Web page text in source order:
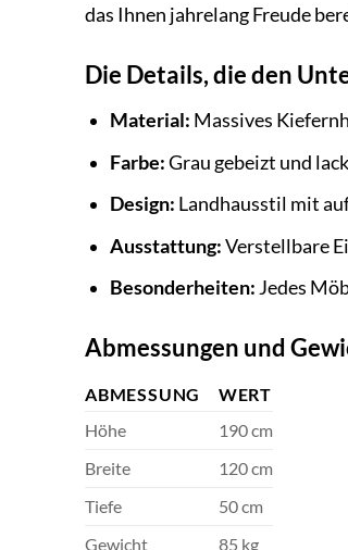
das Ihnen jahrelang Freude
Die Details, die den
Material: Massives
Farbe:Grau gebeizt und
Design: Landhausstil mit
Ausstattung:Verstellbare
Besonderheiten:Jedes
Abmessungen und
ABMESSUNG
WERT
Höhe
190 cm
Breite
120 cm
Tiefe
50 cm
Gewicht
85 kg